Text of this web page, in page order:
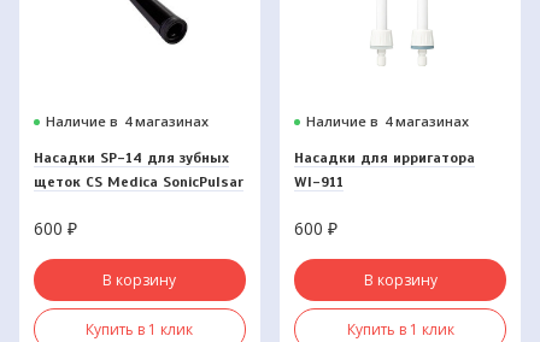
Наличие в 4 магазинах
Насадки SP-14 для зубных
щеток CS Medica SonicPulsar
600 ₽
В корзину
Купить в 1 клик
Наличие в 4 магазинах
Насадки для ирригатора
WI-911
600₽
В корзину
Купить в 1 клик